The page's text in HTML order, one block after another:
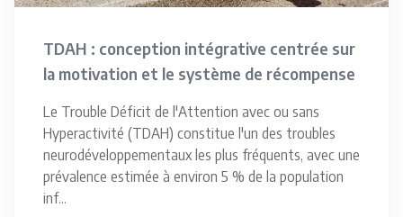
TDAH : conception intégrative centrée sur
la motivation et le système de récompense
Le Trouble Déficit de l'Attention avec ou sans
Hyperactivité (TDAH) constitue l'un des troubles
neurodéveloppementaux les plus fréquents, avec une
prévalence estimée à environ 5 % de la population
inf...